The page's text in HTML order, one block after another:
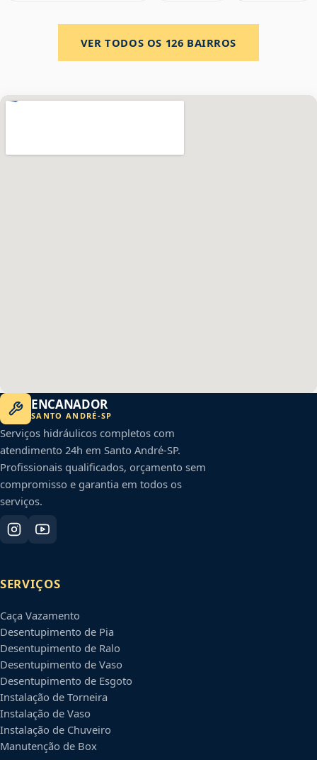
VER TODOS OS 126 BAIRROS
ENCANADOR
SANTO ANDRÉ-SP
Serviços hidráulicos completos com
atendimento 24h em Santo André-SP.
Profissionais qualificados, orçamento sem
compromisso e garantia em todos os
serviços.
SERVIÇOS
Caça Vazamento
Desentupimento de Pia
Desentupimento de Ralo
Desentupimento de Vaso
Desentupimento de Esgoto
Instalação de Torneira
Instalação de Vaso
Instalação de Chuveiro
Manutenção de Box